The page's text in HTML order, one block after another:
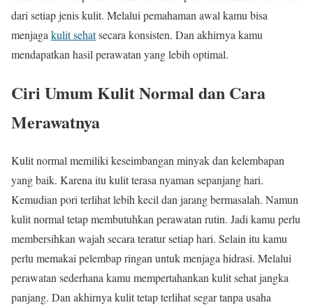
dari setiap jenis kulit. Melalui pemahaman awal kamu bisa
menjaga kulit sehatsecara konsisten. Dan akhirnya kamu
mendapatkan hasil perawatan yang lebih optimal.
Ciri Umum Kulit Normal dan Cara
Merawatnya
Kulit normal memiliki keseimbangan minyak dan kelembapan
yang baik. Karena itu kulit terasa nyaman sepanjang hari.
Kemudian pori terlihat lebih kecil dan jarang bermasalah. Namun
kulit normal tetap membutuhkan perawatan rutin. Jadi kamu perlu
membersihkan wajah secara teratur setiap hari. Selain itu kamu
perlu memakai pelembap ringan untuk menjaga hidrasi. Melalui
perawatan sederhana kamu mempertahankan kulit sehat jangka
panjang. Dan akhirnya kulit tetap terlihat segar tanpa usaha